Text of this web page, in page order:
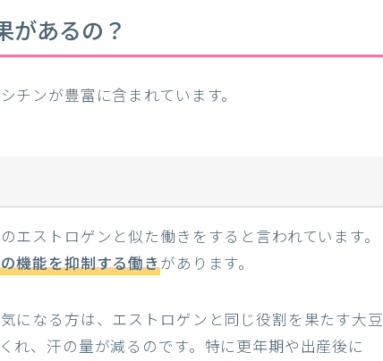
があるの？
チンが豊富に含まれています。
エストロゲンと似た働きをすると言われています。
機能を抑制する働きがあります。
になる方は、エストロゲンと同じ役割を果たす大豆
れ、汗の量が減るのです。特に更年期や出産後に